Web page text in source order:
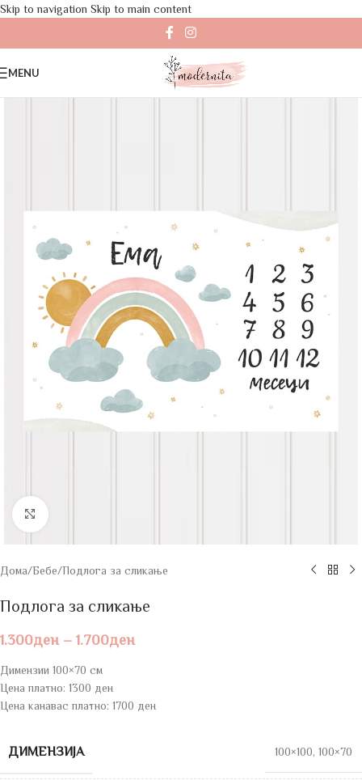
Skip to navigation Skip to main content
MENU
Дома/Бебе/Подлога за сликање
Подлога за сликање
1.300ден – 1.700ден
Димензии 100×70 см
Цена платно: 1300 ден
Цена канавас платно: 1700 ден
ДИМЕНЗИЈА 100×100, 100×70